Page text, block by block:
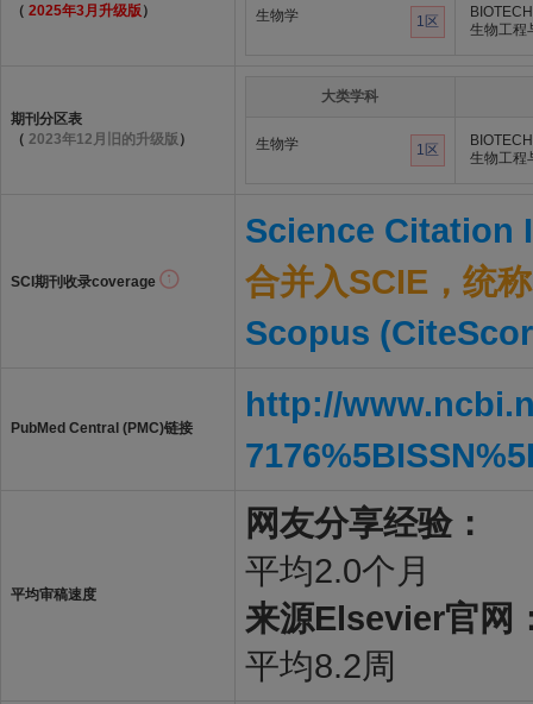
（ 2025年3月升级版 ） 生物学 1区
生物工程
期刊分区表
（ 2023年12月旧的升级版 ）
大类学科
生物学 1区
生物工程
SCI期刊收录coverage
Science Citation
合并入SCIE，统
Scopus
PubMed Central (PMC)链接
http://
平均审稿速度
网友分享经验：
平均2.0个月
来源Elsevier官网
平均8.2周